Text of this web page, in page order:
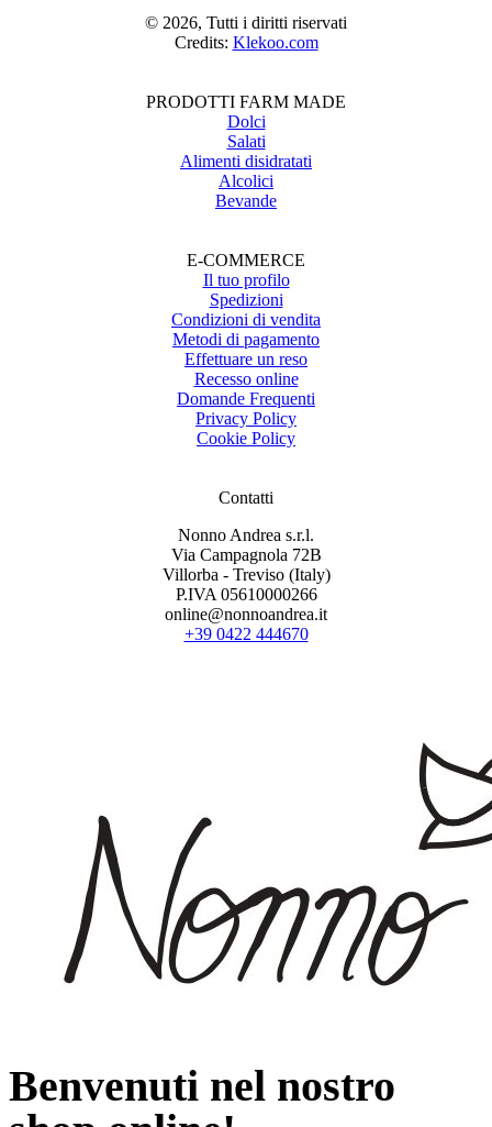
© 2026, Tutti i diritti riservati
Credits: Klekoo.com
PRODOTTI FARM MADE
Dolci
Salati
Alimenti disidratati
Alcolici
Bevande
E-COMMERCE
Il tuo profilo
Spedizioni
Condizioni di vendita
Metodi di pagamento
Effettuare un reso
Recesso online
Domande Frequenti
Privacy Policy
Cookie Policy
Contatti
Nonno Andrea s.r.l.
Via Campagnola 72B
Villorba - Treviso (Italy)
P.IVA 05610000266
online@nonnoandrea.it
+39 0422 444670
Benvenuti nel nostro